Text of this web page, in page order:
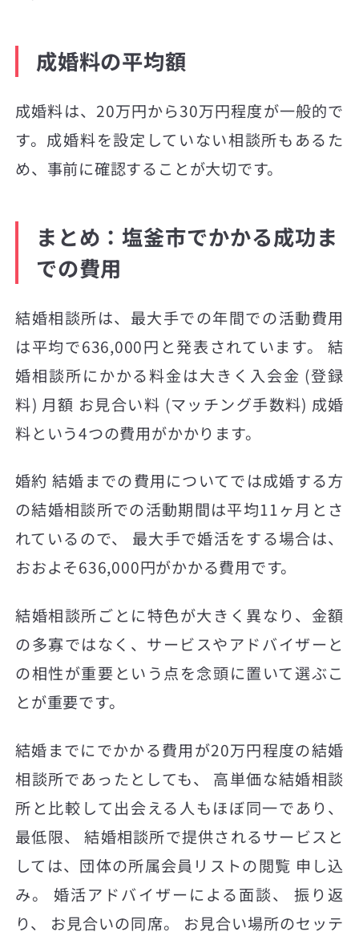
成婚料の平均額
成婚料は、20万円から30万円程度が一般的で
す。成婚料を設定していない相談所もあるた
め、事前に確認することが大切です。
まとめ：塩釜市でかかる成功ま
での費用
結婚相談所は、最大手での年間での活動費用
は平均で636,000円と発表されています。 結
婚相談所にかかる料金は大きく入会金 (登録
料) 月額 お見合い料 (マッチング手数料) 成婚
料という4つの費用がかかります。
婚約 結婚までの費用についてでは成婚する方
の結婚相談所での活動期間は平均11ヶ月とさ
れているので、 最大手で婚活をする場合は、
おおよそ636,000円がかかる費用です。
結婚相談所ごとに特色が大きく異なり、金額
の多寡ではなく、サービスやアドバイザーと
の相性が重要という点を念頭に置いて選ぶこ
とが重要です。
結婚までにでかかる費用が20万円程度の結婚
相談所であったとしても、 高単価な結婚相談
所と比較して出会える人もほぼ同一であり、
最低限、 結婚相談所で提供されるサービスと
しては、団体の所属会員リストの閲覧 申し込
み。 婚活アドバイザーによる面談、 振り返
り、 お見合いの同席。 お見合い場所のセッテ